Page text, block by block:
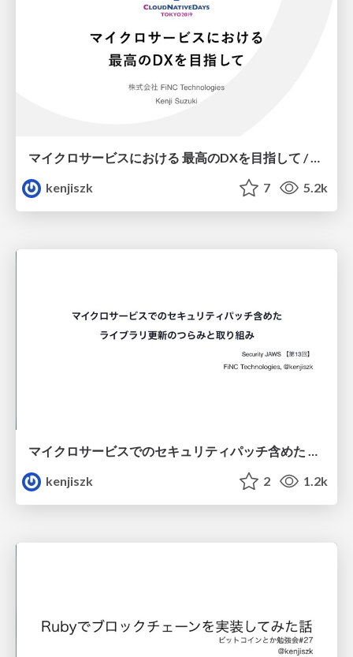
kenjiszk
7 5.2k
マイクロサービスでのセキュリティパッチ含めた ライブラリ更新のつらみと取り組み / security-jaws-no13-kenjiszk
kenjiszk
2 1.2k